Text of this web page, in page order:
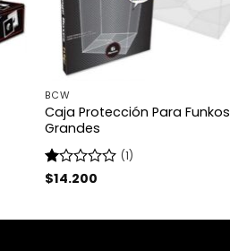
BCW
Caja Protección Para Funkos
Grandes
Valorado
de
(1)
$14.200